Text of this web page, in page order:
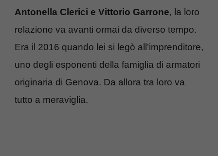
Antonella Clerici e Vittorio Garrone, la loro
relazione va avanti ormai da diverso tempo.
Era il 2016 quando lei si legò all’imprenditore,
uno degli esponenti della famiglia di armatori
originaria di Genova. Da allora tra loro va
tutto a meraviglia.